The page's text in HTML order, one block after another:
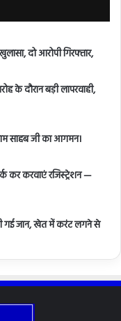
दो आरोपी गिरफ्तार,
के दौरान बड़ी लापरवाही,
साहब जी का आगमन।
कर करवाएं रजिस्ट्रेशन —
गई जान, खेत में करंट लगने से